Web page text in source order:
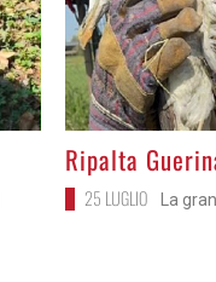
>
Ripalta
25 LUGLIO La